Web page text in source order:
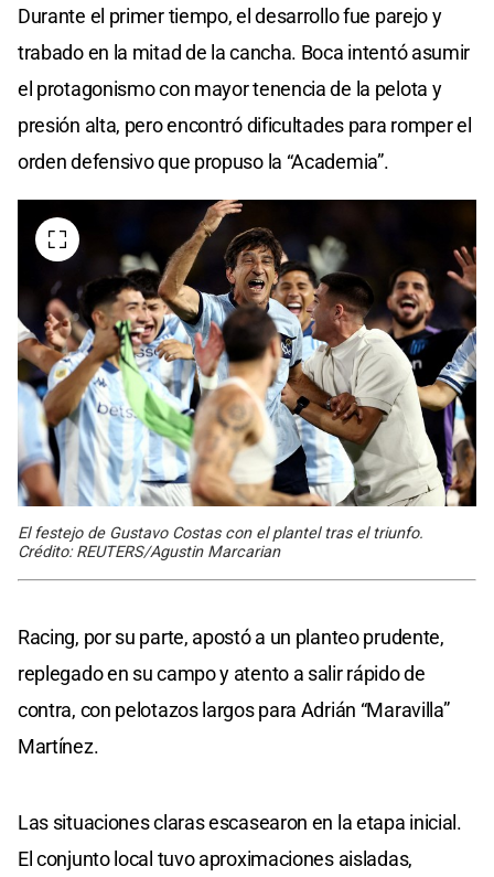
Durante el primer tiempo, el desarrollo fue parejo y
trabado en la mitad de la cancha. Boca intentó asumir
el protagonismo con mayor tenencia de la pelota y
presión alta, pero encontró dificultades para romper el
orden defensivo que propuso la “Academia”.
El festejo de Gustavo Costas con el plantel tras el triunfo.
Crédito: REUTERS/Agustin Marcarian
Racing, por su parte, apostó a un planteo prudente,
replegado en su campo y atento a salir rápido de
contra, con pelotazos largos para Adrián “Maravilla”
Martínez.
Las situaciones claras escasearon en la etapa inicial.
El conjunto local tuvo aproximaciones aisladas,